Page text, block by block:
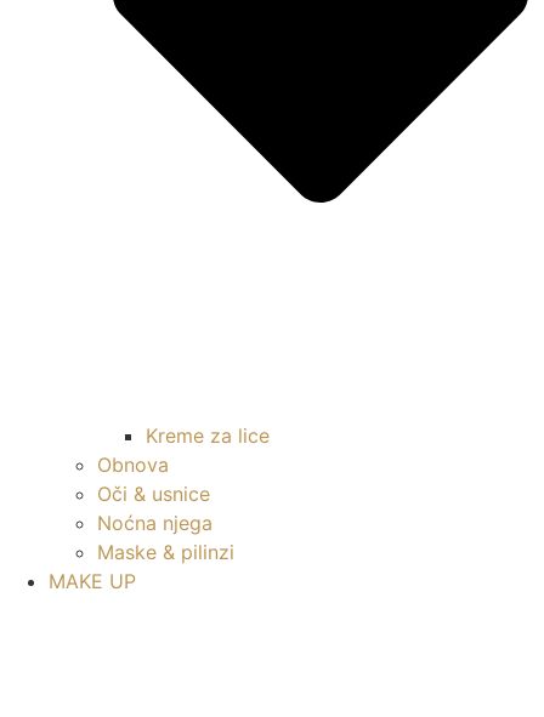
Kreme za lice
Obnova
Oči & usnice
Noćna njega
Maske & pilinzi
MAKE UP